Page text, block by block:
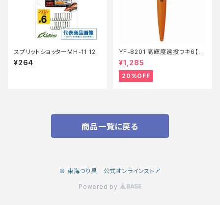
スプリットショッターMH-11 12
¥264
YF-8201 高輝度遠投ウキ6【特
価仕掛】【20】
¥1,285
20%OFF
商品一覧に戻る
© 東海つり具 公式オンラインストア
Powered by